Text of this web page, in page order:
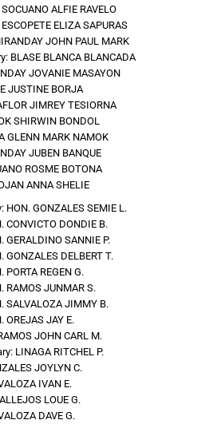
ALFIE RAVELO
ELIZA SAPURAS
JOHN PAUL MARK
BLASE BLANCA BLANCADA
JOVANIE MASAYON
JUSTINE BORJA
JIMREY TESIORNA
SHIRWIN BONDOL
GLENN MARK NAMOK
JUBEN BANQUE
ROSME BOTONA
ANNA SHELIE
GONZALES SEMIE L.
CONVICTO DONDIE B.
SANNIE P.
DELBERT T.
REGEN G.
RAMOS JUNMAR S.
SALVALOZA JIMMY B.
OREJAS JAY E.
JOHN CARL M.
LINAGA RITCHEL P.
JOYLYN C.
IVAN E.
LOUE G.
DAVE G.